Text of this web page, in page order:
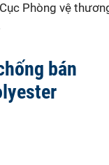
Phòng vệ
bán